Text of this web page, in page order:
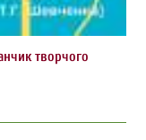
творчого